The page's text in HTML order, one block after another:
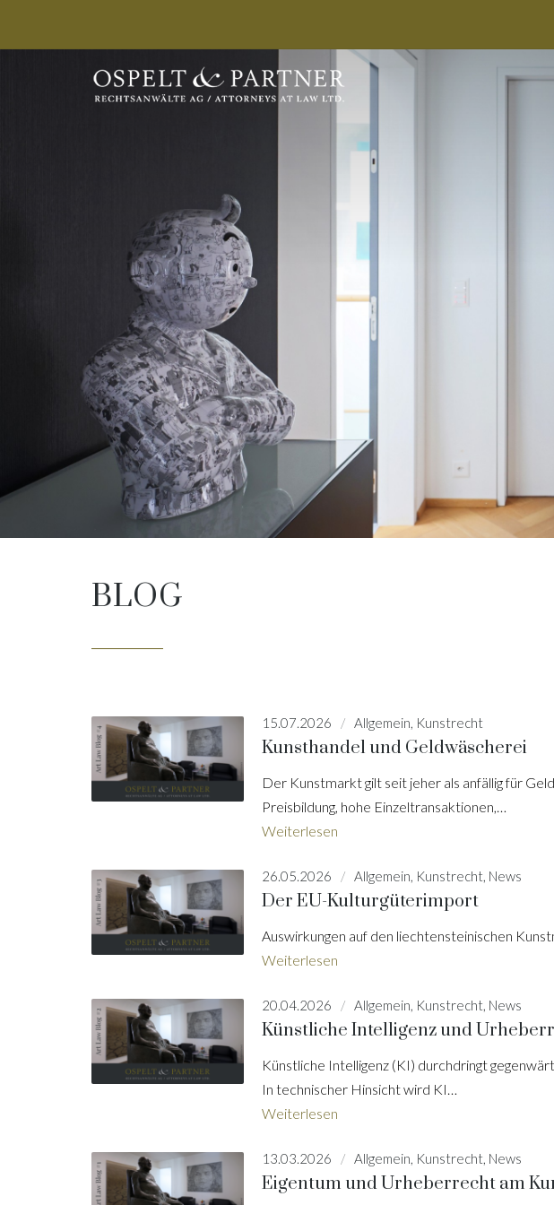
BLOG
15.07.2026 Allgemein, Kunstrecht
Kunsthandel und Geldwäscherei
Der Kunstmarkt gilt seit jeher als anfällig für
Preisbildung, hohe Einzeltransaktionen,…
Weiterlesen
26.05.2026 Allgemein, Kunstrecht, News
Der EU-Kulturgüterimport
Auswirkungen auf den liechtensteinischen
Weiterlesen
20.04.2026 Allgemein, Kunstrecht, News
Künstliche Intelligenz und
Künstliche Intelligenz (KI) durchdringt
In technischer Hinsicht wird KI…
Weiterlesen
13.03.2026 Allgemein, Kunstrecht, News
Eigentum und Urheberrecht am